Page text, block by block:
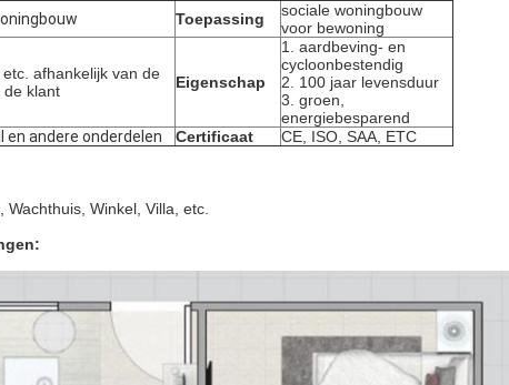
Toepassing
sociale woningbouw
voor bewoning
afhankelijk van de
de klant
Eigenschap
1. aardbeving- en
cycloonbestendig
2. 100 jaar levensduur
3. groen,
energiebesparend
en andere onderdelen Certificaat CE, ISO, SAA, ETC
Winkel, Villa, etc.